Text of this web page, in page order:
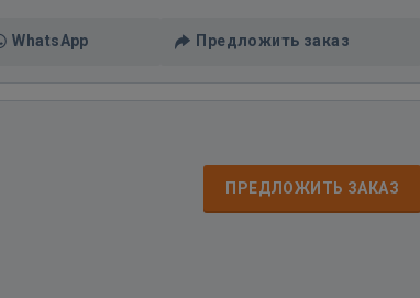
WhatsApp Предложить заказ
ПРЕДЛОЖИТЬ ЗАКАЗ